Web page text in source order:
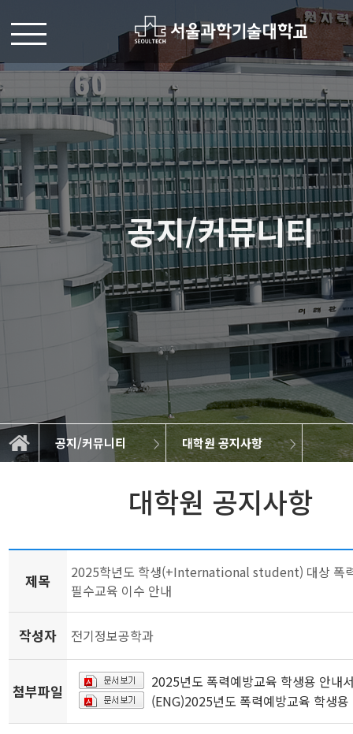
공지/커뮤니티
공지/커뮤니티 대학원 공지사항
학과 소개
교육
연구
BK21 FOUR
공지/커뮤니티
학과 소식
학부 공지사항
대학원 공지사항
캡스톤디자인
취업정보
대학원 공지사항
제목
2025학년도 학생(+International student) 대상 폭
필수교육 이수 안내
작성자 전기정보공학과
첨부파일
2025년도 폭력예방교육 학생용 안내
(ENG)2025년도 폭력예방교육 학생